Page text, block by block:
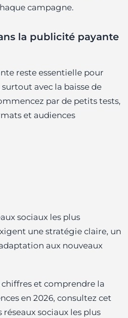
campagne.
la publicité payante
reste essentielle pour
avec la baisse de
par de petits tests,
et audiences
sociaux les plus
une stratégie claire, un
aux nouveaux
et comprendre la
en 2026, consultez cet
sociaux les plus